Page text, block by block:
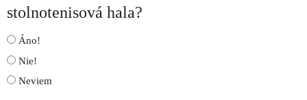
stolnotenisová hala?
Áno!
Nie!
Neviem